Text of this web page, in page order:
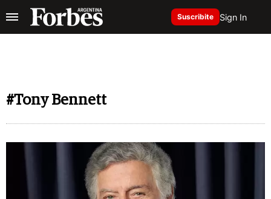
Suscribite Sign In
#Tony Bennett